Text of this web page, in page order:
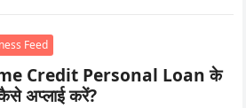
Feed
Credit Personal Loan के
अप्लाई करें?